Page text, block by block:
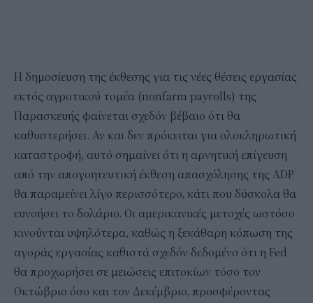
Η δημοσίευση της έκθεσης για τις νέες θέσεις εργασίας
εκτός αγροτικού τομέα (nonfarm payrolls) της
Παρασκευής φαίνεται σχεδόν βέβαιο ότι θα
καθυστερήσει. Αν και δεν πρόκειται για ολοκληρωτική
καταστροφή, αυτό σημαίνει ότι η αρνητική επίγευση
από την απογοητευτική έκθεση απασχόλησης της ADP
θα παραμείνει λίγο περισσότερο, κάτι που δύσκολα θα
ευνοήσει το δολάριο. Οι αμερικανικές μετοχές ωστόσο
κινούνται υψηλότερα, καθώς η ξεκάθαρη κόπωση της
αγοράς εργασίας καθιστά σχεδόν δεδομένο ότι η Fed
θα προχωρήσει σε μειώσεις επιτοκίων τόσο τον
Οκτώβριο όσο και τον Δεκέμβριο, προσφέροντας